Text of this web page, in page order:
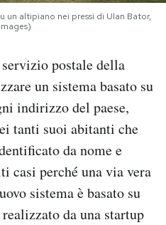
un altipiano nei pressi di Ulan Bator,
postale della
un sistema basato su
indirizzo del paese,
tanti suoi abitanti che
da nome e
casi perché una via vera
sistema è basato su
da una startup